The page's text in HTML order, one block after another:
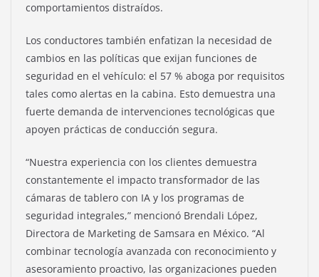
comportamientos distraídos.
Los conductores también enfatizan la necesidad de
cambios en las políticas que exijan funciones de
seguridad en el vehículo: el 57 % aboga por requisitos
tales como alertas en la cabina. Esto demuestra una
fuerte demanda de intervenciones tecnológicas que
apoyen prácticas de conducción segura.
“Nuestra experiencia con los clientes demuestra
constantemente el impacto transformador de las
cámaras de tablero con IA y los programas de
seguridad integrales,” mencionó Brendali López,
Directora de Marketing de Samsara en México. “Al
combinar tecnología avanzada con reconocimiento y
asesoramiento proactivo, las organizaciones pueden